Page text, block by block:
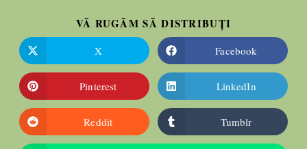
VĂ RUGĂM SĂ DISTRIBUȚI
X Facebook
Pinterest LinkedIn
Reddit Tumblr